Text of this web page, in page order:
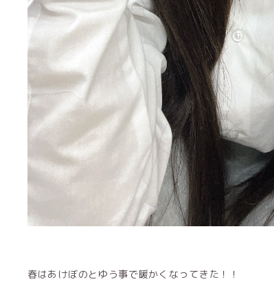
春はあけぼのとゆう事で暖かくなってきた！！